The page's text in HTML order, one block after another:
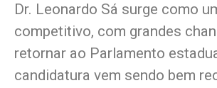
Dr. Leonardo Sá surge como
competitivo, com grandes
retornar ao Parlamento
candidatura vem sendo bem